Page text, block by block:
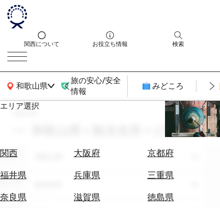
関西について お役立ち情報 検索
和歌山県
関西広域MAP
旅の安心/安全
情報
みどころ
エリア選択
関西 大阪府
京都府
福井県
兵庫県
三重県
奈良県
滋賀県
徳島県
エ
券
テ
search
和歌山県 × 観光名所 × 2月
エリア
テーマ